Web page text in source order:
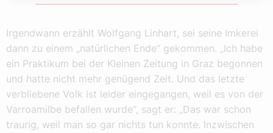
Irgendwann erzählt Wolfgang Linhart, sei seine Imkerei
dann zu einem „natürlichen Ende“ gekommen. „Ich habe
ein Praktikum bei der Kleinen Zeitung in Graz begonnen
und hatte nicht mehr genügend Zeit. Und das letzte
verbliebene Volk ist leider eingegangen, weil es von der
Varroamilbe befallen wurde“, sagt er: „Das war schon
traurig, weil man so gar nichts tun konnte. Inzwischen